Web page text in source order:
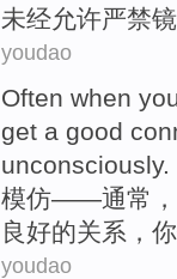
未经允许严禁
youdao
Often when
get a good
unconsciously.
模仿——通常 ，
良好的关系 ，
youdao